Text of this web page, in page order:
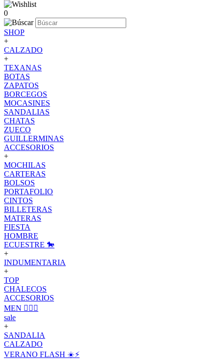
0
SHOP
+
CALZADO
+
TEXANAS
BOTAS
ZAPATOS
BORCEGOS
MOCASINES
SANDALIAS
CHATAS
ZUECO
GUILLERMINAS
ACCESORIOS
+
MOCHILAS
CARTERAS
BOLSOS
PORTAFOLIO
CINTOS
BILLETERAS
MATERAS
FIESTA
HOMBRE
ECUESTRE 🐎
+
INDUMENTARIA
+
TOP
CHALECOS
ACCESORIOS
MEN 🙋🏽‍♂️
sale
+
SANDALIA
CALZADO
VERANO FLASH ☀️⚡️